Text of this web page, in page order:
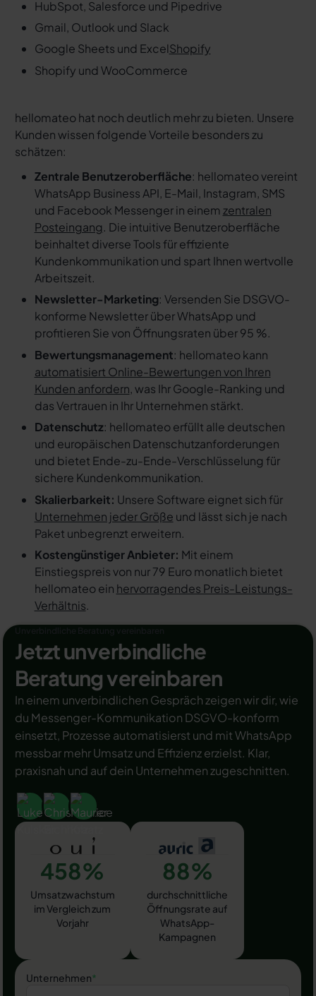
HubSpot, Salesforce und Pipedrive
Gmail, Outlook und Slack
Google Sheets und ExcelShopify
Shopify und WooCommerce
hellomateo hat noch deutlich mehr zu bieten. Unsere
Kunden wissen folgende Vorteile besonders zu
schätzen:
Zentrale Benutzeroberfläche: hellomateo vereint
WhatsApp Business API, E-Mail, Instagram, SMS
und Facebook Messenger in einem zentralen
Posteingang. Die intuitive Benutzeroberfläche
beinhaltet diverse Tools für effiziente
Kundenkommunikation und spart Ihnen wertvolle
Arbeitszeit.
Newsletter-Marketing: Versenden Sie DSGVO-
konforme Newsletter über WhatsApp und
profitieren Sie von Öffnungsraten über 95 %.
Bewertungsmanagement: hellomateo kann
automatisiert Online-Bewertungen von Ihren
Kunden anfordern, was Ihr Google-Ranking und
das Vertrauen in Ihr Unternehmen stärkt.
Datenschutz: hellomateo erfüllt alle deutschen
und europäischen Datenschutzanforderungen
und bietet Ende-zu-Ende-Verschlüsselung für
sichere Kundenkommunikation.
Skalierbarkeit: Unsere Software eignet sich für
Unternehmen jeder Größe und lässt sich je nach
Paket unbegrenzt erweitern.
Kostengünstiger Anbieter: Mit einem
Einstiegspreis von nur 79 Euro monatlich bietet
hellomateo ein hervorragendes Preis-Leistungs-
Verhältnis.
Jetzt unverbindliche
Beratung vereinbaren
In einem unverbindlichen Gespräch zeigen wir dir, wie
du Messenger-Kommunikation DSGVO-konform
einsetzt, Prozesse automatisierst und mit WhatsApp
messbar mehr Umsatz und Effizienz erzielst. Klar,
praxisnah und auf dein Unternehmen zugeschnitten.
458%
Umsatzwachstum
im Vergleich zum
Vorjahr
88%
durchschnittliche
Öffnungsrate auf
WhatsApp-
Kampagnen
Unternehmen*